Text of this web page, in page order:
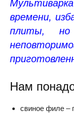
времени,
плиты, но
Нам
свиное филе –